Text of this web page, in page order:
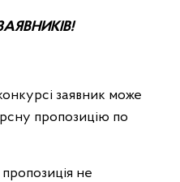
заявник може
пропозицію по
не